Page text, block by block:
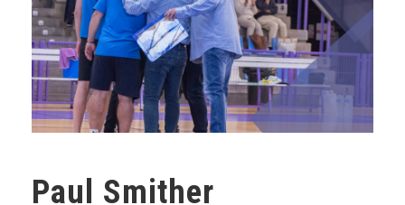
Paul Smither